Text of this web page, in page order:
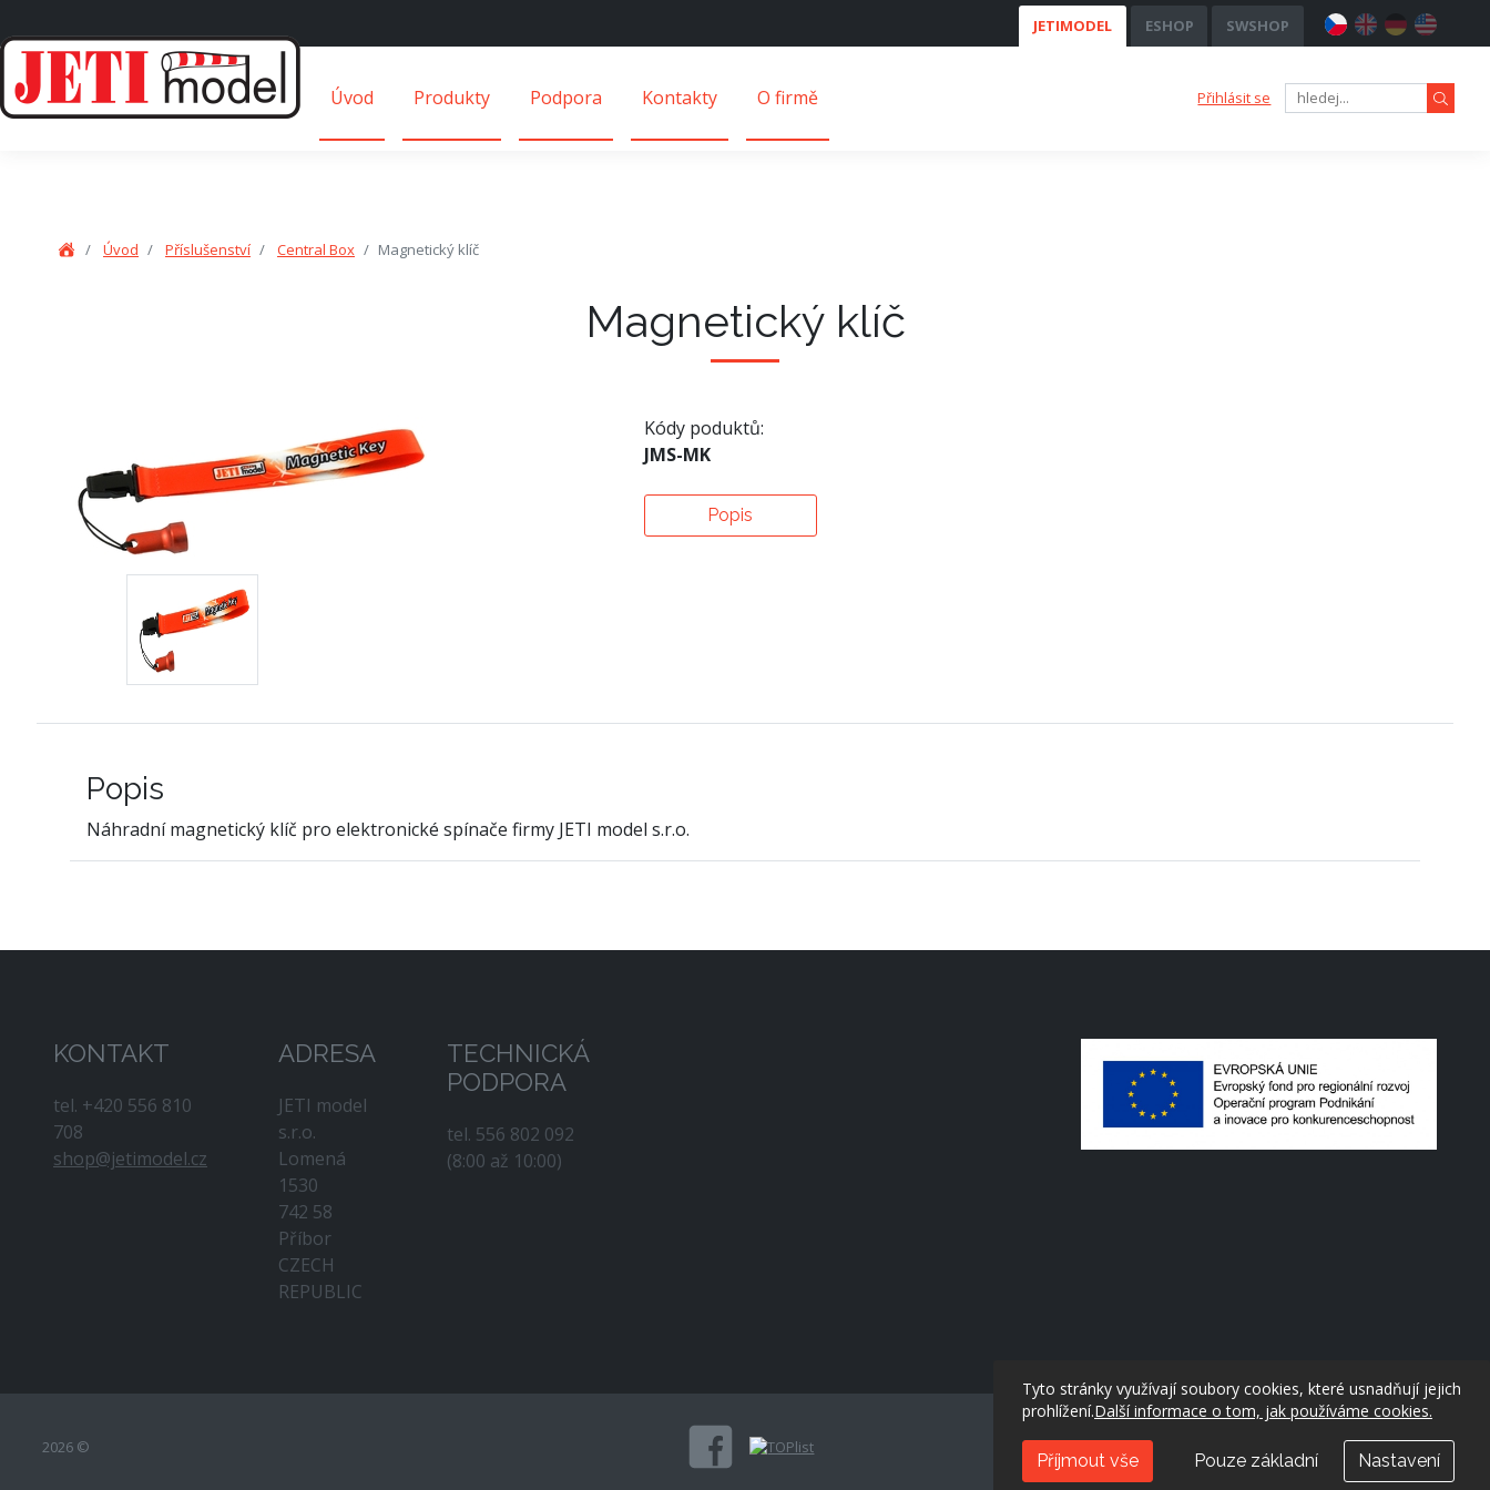
JETIMODEL ESHOP SWSHOP
Úvod Produkty Podpora Kontakty O firmě Přihlásit se
Úvod Příslušenství Central Box Magnetický klíč
Magnetický klíč
Kódy poduktů:
JMS-MK
Popis
Popis
Náhradní magnetický klíč pro elektronické spínače firmy JETI model s.r.o.
KONTAKT
tel. +420 556 810
708
shop@jetimodel.cz
ADRESA
JETI model
s.r.o.
Lomená
1530
742 58
Příbor
CZECH
REPUBLIC
TECHNICKÁ
PODPORA
tel. 556 802 092
(8:00 až 10:00)
2026 © evolvedsolutions.cz
Tyto stránky využívají soubory cookies, které usnadňují jejich
prohlížení.Další informace o tom, jak používáme cookies.
Příjmout vše Pouze základní Nastavení